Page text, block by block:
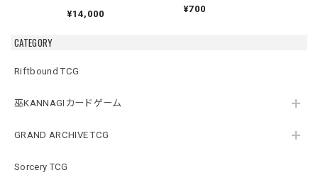
CATEGORY
Riftbound TCG
巫KANNAGIカードゲーム
GRAND ARCHIVE TCG
Sorcery TCG
【Abyssal Heaven】
¥14,000
Heaven】《英語版》
¥700